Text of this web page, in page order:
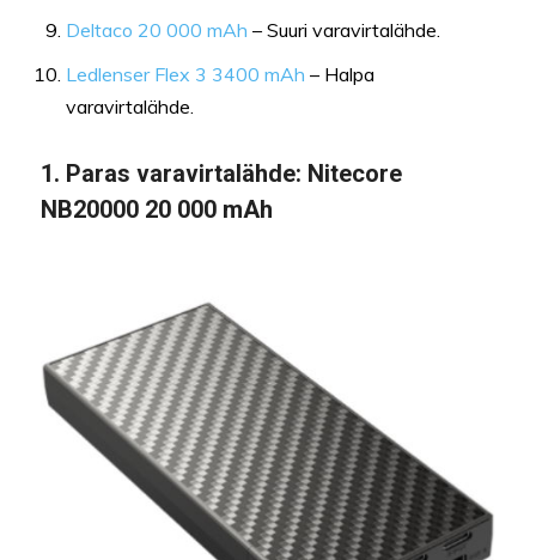
Deltaco 20 000 mAh – Suuri varavirtalähde.
Ledlenser Flex 3 3400 mAh – Halpa
varavirtalähde.
1. Paras varavirtalähde: Nitecore
NB20000 20 000 mAh